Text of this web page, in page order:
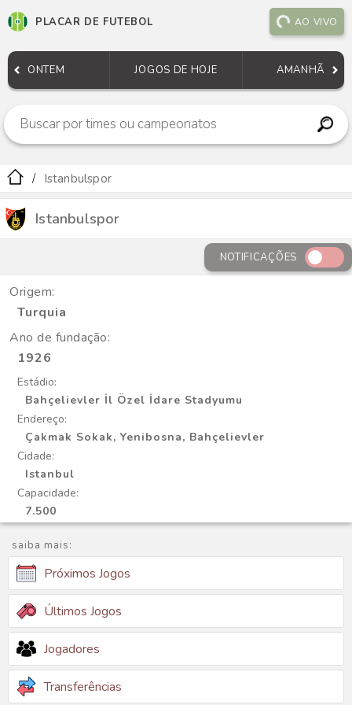
PLACAR DE FUTEBOL AO VIVO
ONTEM JOGOS DE HOJE AMANHÃ
Istanbulspor
Istanbulspor
NOTIFICAÇÕES
Origem:
Turquia
Ano de fundação:
1926
Estádio:
Bahçelievler İl Özel İdare Stadyumu
Endereço:
Çakmak Sokak, Yenibosna, Bahçelievler
Cidade:
Istanbul
Capacidade:
7.500
saiba mais:
Próximos Jogos
Últimos Jogos
Jogadores
Transferências